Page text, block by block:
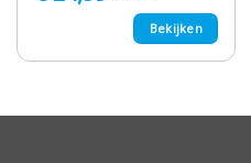
Bekijken